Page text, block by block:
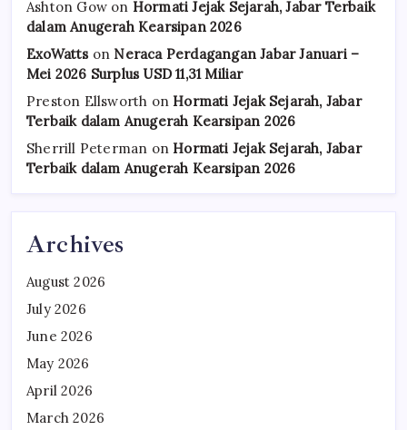
Ashton Gow on Hormati Jejak Sejarah, Jabar Terbaik
dalam Anugerah Kearsipan 2026
ExoWattson Neraca Perdagangan Jabar Januari –
Mei 2026 Surplus USD 11,31 Miliar
Preston Ellsworth on Hormati Jejak Sejarah, Jabar
Terbaik dalam Anugerah Kearsipan 2026
Sherrill Peterman on Hormati Jejak Sejarah, Jabar
Terbaik dalam Anugerah Kearsipan 2026
Archives
August 2026
July 2026
June 2026
May 2026
April 2026
March 2026